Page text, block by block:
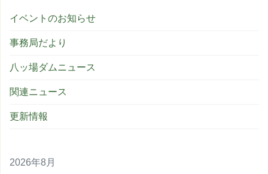
イベントのお知らせ
事務局だより
八ッ場ダムニュース
関連ニュース
更新情報
2026年8月